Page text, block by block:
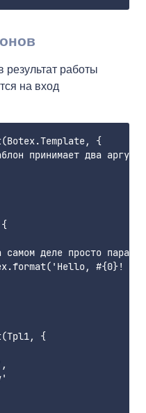
работы
на вход
{
принимает два
самом деле просто
#{0}!
{